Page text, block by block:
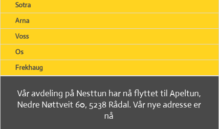
Sotra
Arna
Voss
Os
Frekhaug
Vår avdeling på Nesttun har nå flyttet til Apeltun,
Nedre Nøttveit 60, 5238 Rådal. Vår nye adresse er
nå